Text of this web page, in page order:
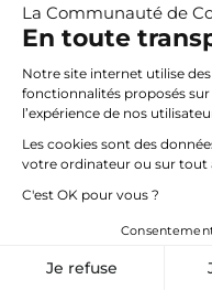
Du lundi au jeudi
Le vendredi de
Mentions légales
La Communauté de
En toute
Notre site internet utilise
fonctionnalités proposés
l’expérience de nos
Les cookies sont des
votre ordinateur ou sur tout
C'est OK pour vous ?
Je refuse
Vos paramètres de